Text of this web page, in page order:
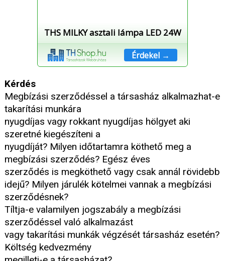
THS MILKY asztali lámpa LED 24W
Érdekel →
Kérdés
Megbízási szerződéssel a társasház alkalmazhat-e
takarítási munkára
nyugdíjas vagy rokkant nyugdíjas hölgyet aki
szeretné kiegészíteni a
nyugdíját? Milyen időtartamra köthető meg a
megbízási szerződés? Egész éves
szerződés is megköthető vagy csak annál rövidebb
idejű? Milyen járulék kötelmei vannak a megbízási
szerződésnek?
Tíltja-e valamilyen jogszabály a megbízási
szerződéssel való alkalmazást
vagy takarítási munkák végzését társasház esetén?
Költség kedvezmény